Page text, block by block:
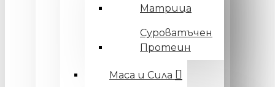
Матрица
Суроватъчен
Протеин
Маса и Сила